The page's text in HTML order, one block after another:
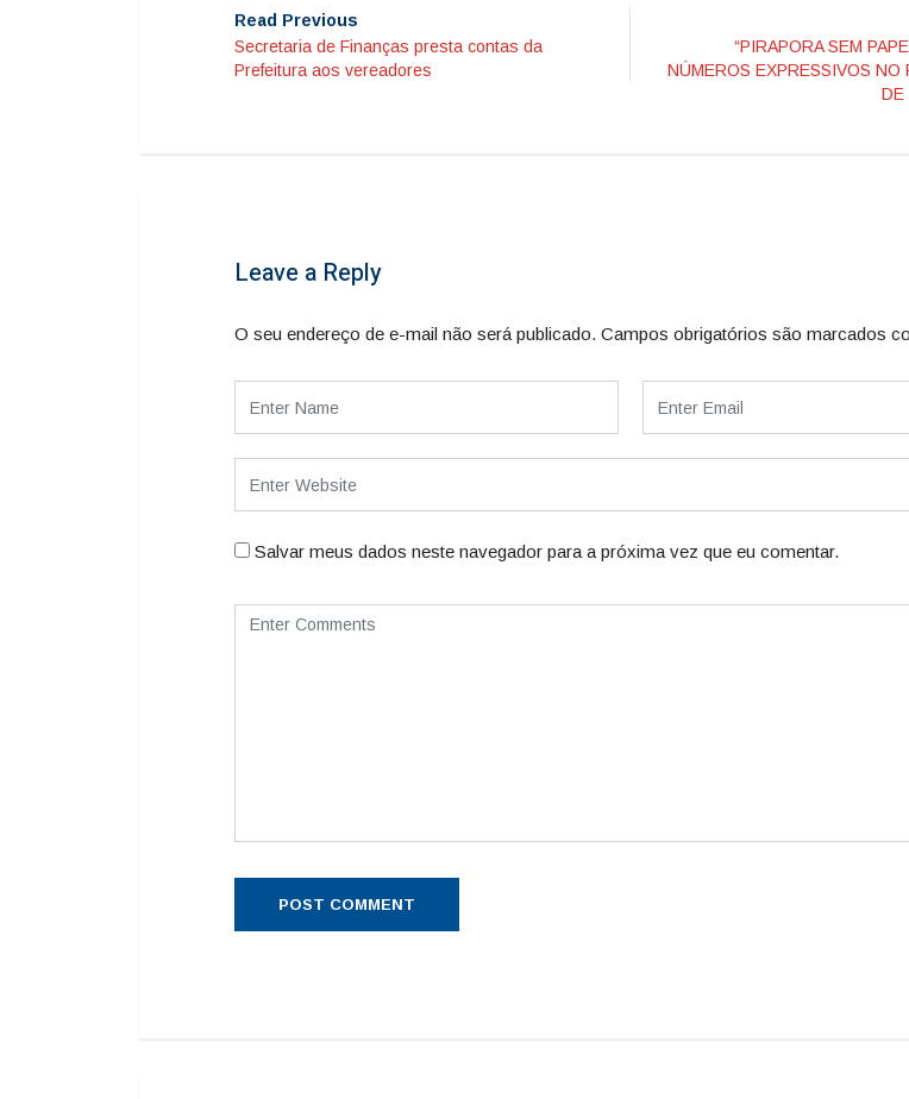
Read Previous
Secretaria de Finanças presta contas da
Prefeitura aos vereadores
“PIRAPORA SEM
NÚMEROS EXPRESSIVOS NO
DE
Leave a Reply
O seu endereço de e-mail não será publicado. Campos obrigatórios são marcados
Salvar meus dados neste navegador para a próxima vez que eu comentar.